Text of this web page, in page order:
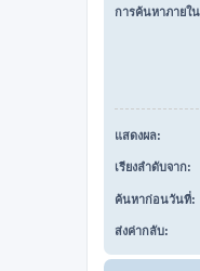
การค้นหาภายใ
แสดงผล:
เรียงลำดับจาก:
ค้นหาก่อนวันที่:
ส่งค่ากลับ: